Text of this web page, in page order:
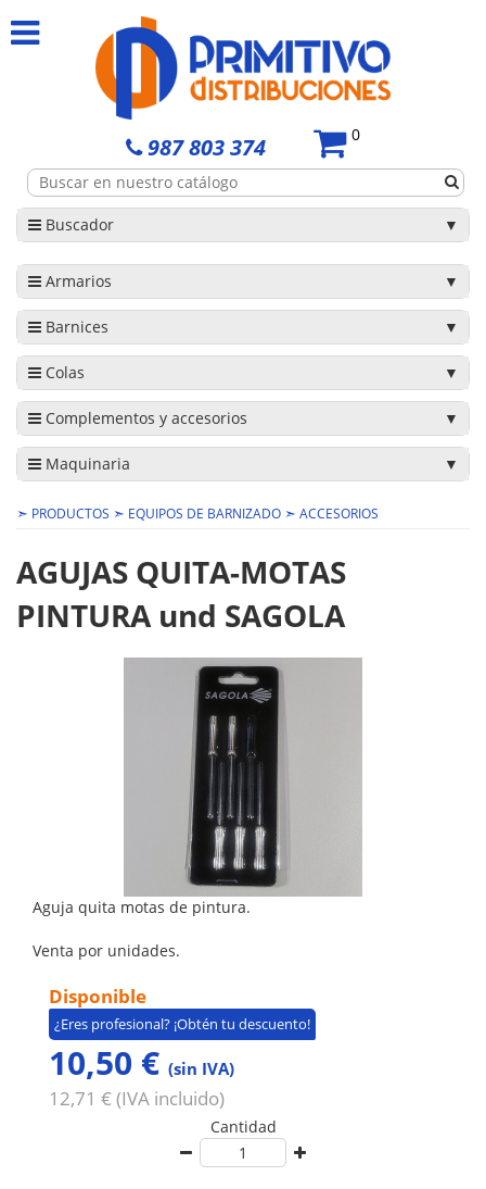
987 803 374 0
Buscador
Armarios
Barnices
Colas
Complementos y accesorios
Maquinaria
➣ PRODUCTOS ➣ EQUIPOS DE BARNIZADO ➣ ACCESORIOS
AGUJAS QUITA-MOTAS
PINTURA und SAGOLA
Aguja quita motas de pintura.
Venta por unidades.
Disponible
¿Eres profesional? ¡Obtén tu descuento!
10,50 € (sin IVA)
12,71 € (IVA incluido)
Cantidad